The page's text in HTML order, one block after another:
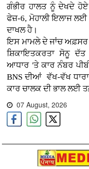
ਗੰਭੀਰ ਹਾਲਤ ਨੂੰ ਦੇਖਦੇ
ਫੇਜ਼-6, ਮੋਹਾਲੀ ਇਲਾਜ
ਦਾਖਲ ਹੈ।
ਇਸ ਮਾਮਲੇ ਦੇ ਜਾਂਚ
ਸ਼ਿਕਾਇਤਕਰਤਾ ਸੋਨੂ
ਆਧਾਰ 'ਤੇ ਕਾਰ ਨੰਬਰ
BNS ਦੀਆਂ ਵੱਖ-ਵੱਖ
ਕਾਰ ਚਾਲਕ ਦੀ ਭਾਲ ਲਈ
07 August, 2026